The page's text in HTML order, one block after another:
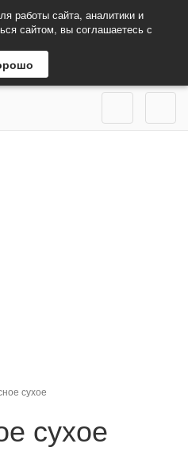
работы сайта, аналитики и
сайтом, вы соглашаетесь с
сухое
сухое